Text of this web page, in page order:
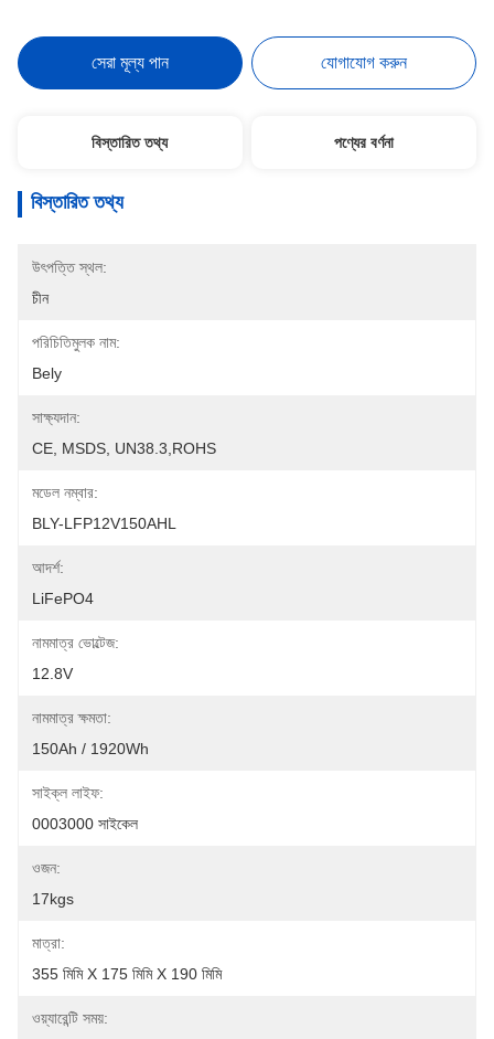
সেরা মূল্য পান যোগাযোগ করুন
বিস্তারিত তথ্য পণ্যের বর্ণনা
বিস্তারিত তথ্য
উৎপত্তি স্থল:
চীন
পরিচিতিমুলক নাম:
Bely
সাক্ষ্যদান:
CE, MSDS, UN38.3,ROHS
মডেল নম্বার:
BLY-LFP12V150AHL
আদর্শ:
LiFePO4
নামমাত্র ভোল্টেজ:
12.8V
নামমাত্র ক্ষমতা:
150Ah / 1920Wh
সাইক্ল লাইফ:
0003000 সাইকেল
ওজন:
17kgs
মাত্রা:
355 মিমি X 175 মিমি X 190 মিমি
ওয়্যারেন্টি সময়: